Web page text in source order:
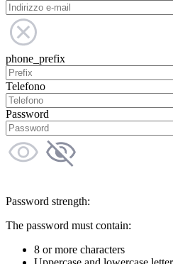
phone_prefix
Telefono
Password
Password strength:
The password must contain:
8 or more characters